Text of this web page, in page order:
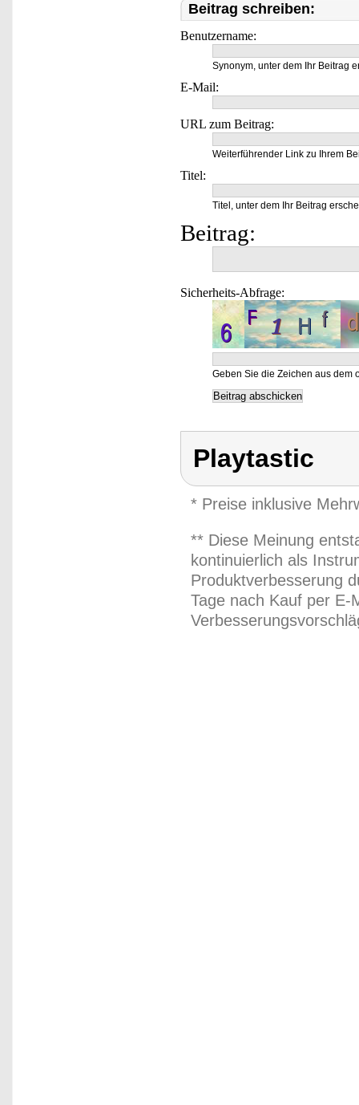
Beitrag schreiben:
Benutzername:
Synonym, unter dem Ihr Beitrag
E-Mail:
URL zum Beitrag:
Weiterführender Link zu Ihrem
Titel:
Titel, unter dem Ihr Beitrag
Beitrag:
Sicherheits-Abfrage:
Geben Sie die Zeichen aus dem
Playtastic
* Preise inklusive
** Diese Meinung
kontinuierlich als
Produktverbesserung
Tage nach Kauf per E-